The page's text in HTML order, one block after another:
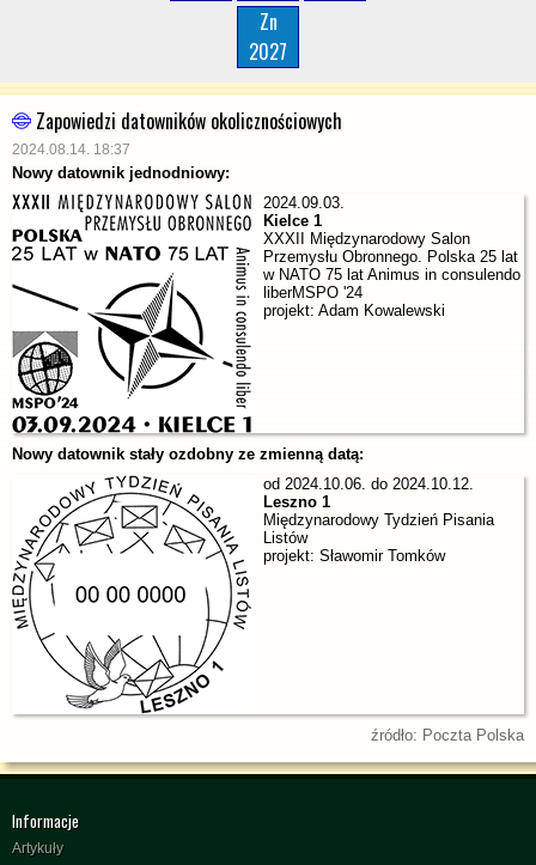
Zn
2027
Zapowiedzi datowników okolicznościowych
2024.08.14. 18:37
Nowy datownik jednodniowy:
2024.09.03.
Kielce 1
XXXII Międzynarodowy Salon
Przemysłu Obronnego. Polska 25 lat
w NATO 75 lat Animus in consulendo
liberMSPO '24
projekt: Adam Kowalewski
Nowy datownik stały ozdobny ze zmienną datą:
od 2024.10.06. do 2024.10.12.
Leszno 1
Międzynarodowy Tydzień Pisania
Listów
projekt: Sławomir Tomków
źródło: Poczta Polska
Informacje
Artykuły